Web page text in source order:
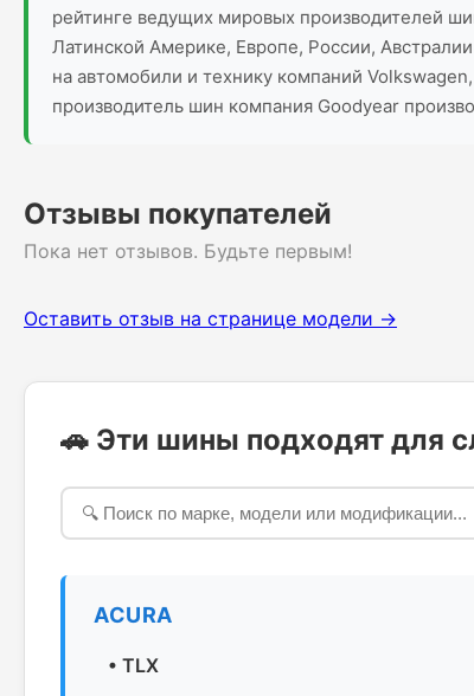
рейтинге ведущих мировых производителей
Латинской Америке, Европе, России,
на автомобили и технику компаний
производитель шин компания Goodyear
Отзывы покупателей
Пока нет отзывов. Будьте первым!
Оставить отзыв на странице модели →
🚗 Эти шины подходят для
ACURA
• TLX